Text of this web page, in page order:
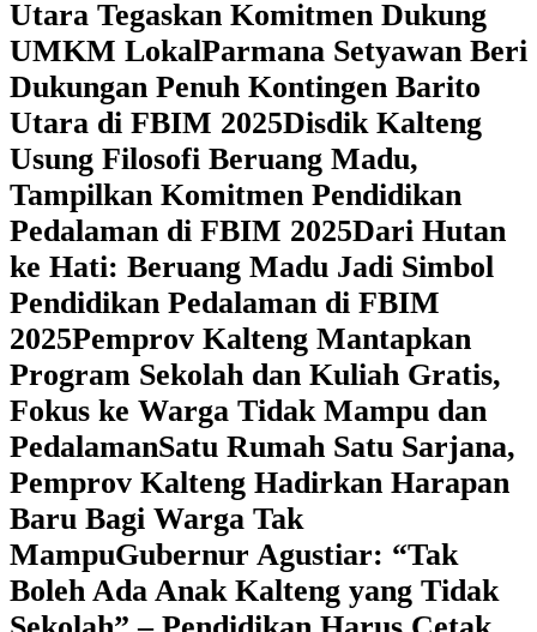
Utara Tegaskan Komitmen Dukung
UMKM LokalParmana Setyawan Beri
Dukungan Penuh Kontingen Barito
Utara di FBIM 2025Disdik Kalteng
Usung Filosofi Beruang Madu,
Tampilkan Komitmen Pendidikan
Pedalaman di FBIM 2025‎Dari Hutan
ke Hati: Beruang Madu Jadi Simbol
Pendidikan Pedalaman di FBIM
2025‎Pemprov Kalteng Mantapkan
Program Sekolah dan Kuliah Gratis,
Fokus ke Warga Tidak Mampu dan
Pedalaman‎Satu Rumah Satu Sarjana,
Pemprov Kalteng Hadirkan Harapan
Baru Bagi Warga Tak
Mampu‎Gubernur Agustiar: “Tak
Boleh Ada Anak Kalteng yang Tidak